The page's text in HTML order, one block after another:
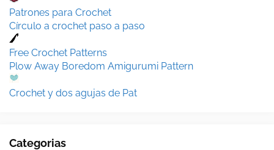
Patrones para Crochet
Círculo a crochet paso a paso
Free Crochet Patterns
Plow Away Boredom Amigurumi Pattern
Crochet y dos agujas de Pat
Categorias